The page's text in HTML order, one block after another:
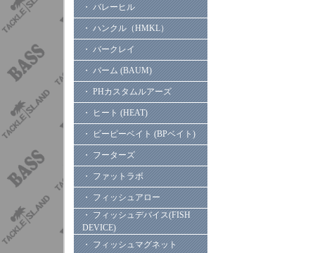
・ バレーヒル
・ ハンクル（HMKL）
・ バークレイ
・ バーム (BAUM)
・ PHカスタムルアーズ
・ ヒート (HEAT)
・ ビーピーベイト (BPベイト)
・ フーターズ
・ ファットラボ
・ フィッシュアロー
・ フィッシュデバイス(FISH
DEVICE)
・ フィッシュマグネット